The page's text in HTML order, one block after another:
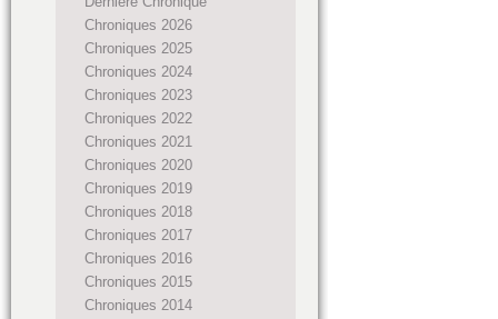
Chroniques 2026
Chroniques 2025
Chroniques 2024
Chroniques 2023
Chroniques 2022
Chroniques 2021
Chroniques 2020
Chroniques 2019
Chroniques 2018
Chroniques 2017
Chroniques 2016
Chroniques 2015
Chroniques 2014